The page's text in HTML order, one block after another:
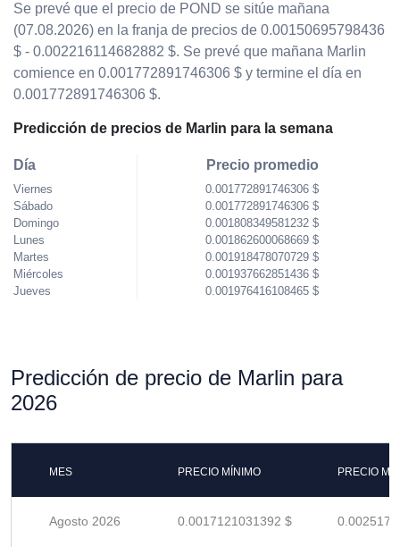
Se prevé que el precio de POND se sitúe mañana
(07.08.2026) en la franja de precios de 0.00150695798436
$ - 0.002216114682882 $. Se prevé que mañana Marlin
comience en 0.001772891746306 $ y termine el día en
0.001772891746306 $.
Predicción de precios de Marlin para la semana
Día
Viernes
Sábado
Domingo
Lunes
Martes
Miércoles
Jueves
Precio promedio
0.001772891746306 $
0.001772891746306 $
0.001808349581232 $
0.001862600068669 $
0.001918478070729 $
0.001937662851436 $
0.001976416108465 $
Predicción de precio de Marlin para
2026
MES PRECIO MÍNIMO PRECIO
Agosto 2026 0.0017121031392 $